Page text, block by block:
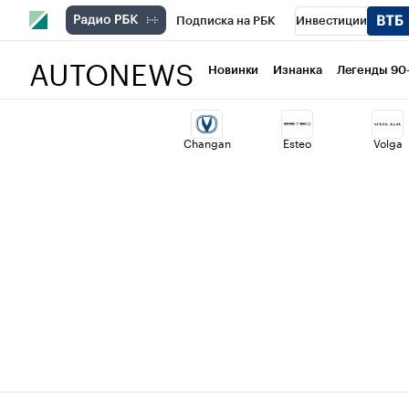
Подписка на РБК Инвестиции
Национальные проекты Город
Кредитные рейтинги Франшизы
AUTONEWS Новинки Изнанка Легенды
Changan Esteo Volga